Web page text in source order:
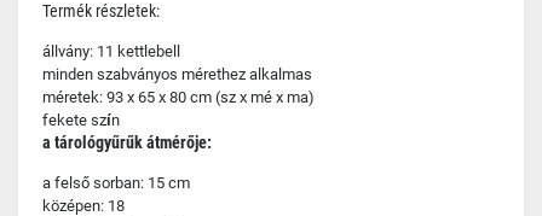
Termék részletek:
állvány: 11 kettlebell
minden szabványos mérethez alkalmas
méretek: 93 x 65 x 80 cm (sz x mé x ma)
fekete szín
a tárológyűrűk átmérője:
a felső sorban: 15 cm
középen: 18